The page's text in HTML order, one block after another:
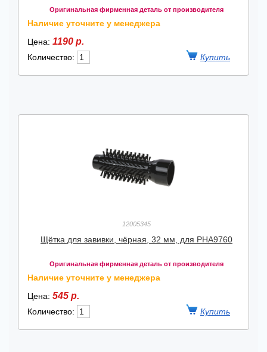
Оригинальная фирменная деталь от производителя
Наличие уточните у менеджера
Цена: 1190 р.
Количество:
12005345
Щётка для завивки, чёрная, 32 мм, для PHA9760
Оригинальная фирменная деталь от производителя
Наличие уточните у менеджера
Цена: 545 р.
Количество: